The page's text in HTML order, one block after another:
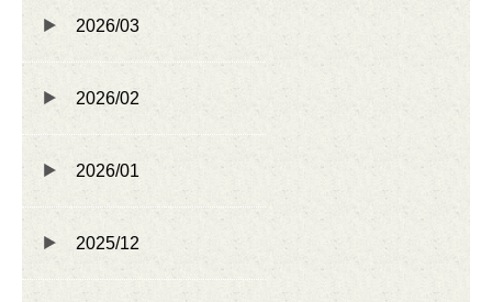
2026/03
2026/02
2026/01
2025/12